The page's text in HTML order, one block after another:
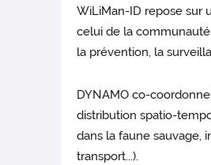
WiLiMan-ID repose sur
celui de la
la prévention, la
DYNAMO co-
distribution spatio-
dans la faune sauvage,
transport...).